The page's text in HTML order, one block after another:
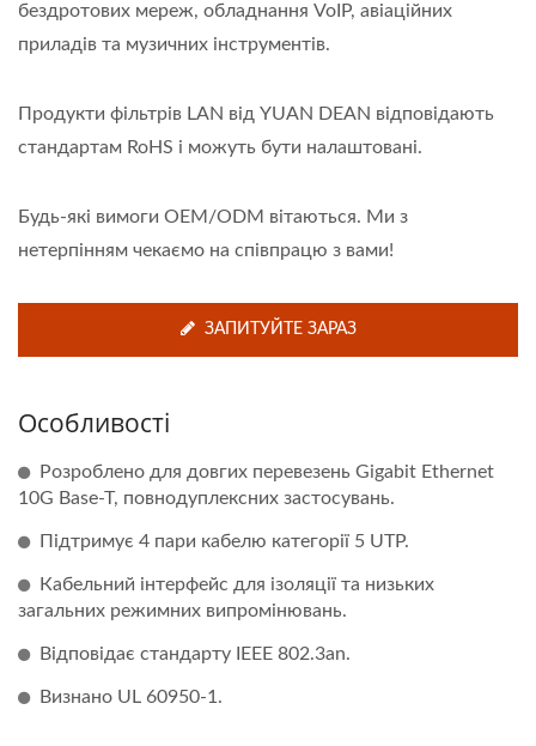
бездротових мереж, обладнання VoIP, авіаційних
приладів та музичних інструментів.
Продукти фільтрів LAN від YUAN DEAN відповідають
стандартам RoHS і можуть бути налаштовані.
Будь-які вимоги OEM/ODM вітаються. Ми з
нетерпінням чекаємо на співпрацю з вами!
ЗАПИТУЙТЕ ЗАРАЗ
Особливості
Розроблено для довгих перевезень Gigabit Ethernet
10G Base-T, повнодуплексних застосувань.
Підтримує 4 пари кабелю категорії 5 UTP.
Кабельний інтерфейс для ізоляції та низьких
загальних режимних випромінювань.
Відповідає стандарту IEEE 802.3an.
Визнано UL 60950-1.